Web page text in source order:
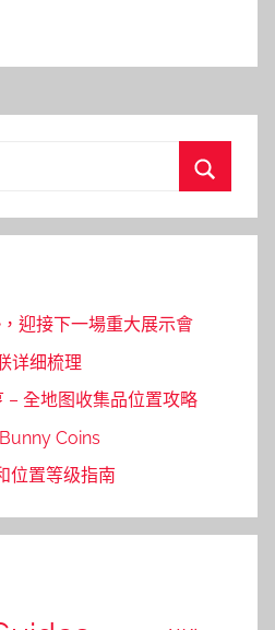
迎接下一場重大展示會
详细梳理
– 全地图收集品位置攻略
Coins
位置等级指南